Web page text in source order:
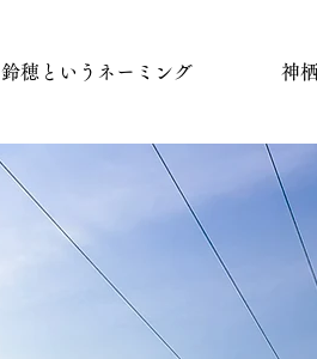
鈴穂というネーミング 神